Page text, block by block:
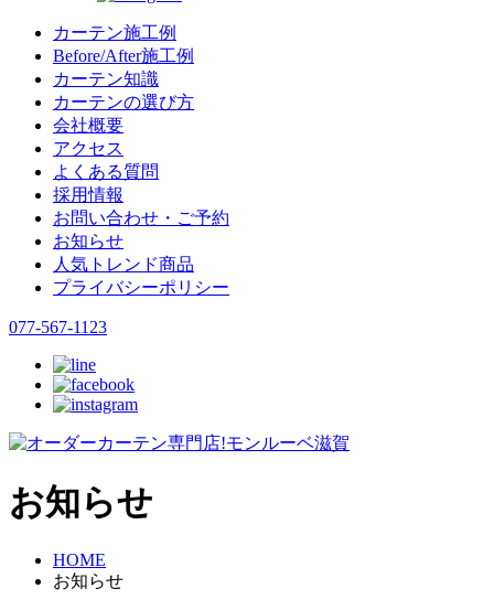
カーテン施工例
Before/After施工例
カーテン知識
カーテンの選び方
会社概要
アクセス
よくある質問
採用情報
お問い合わせ・ご予約
お知らせ
人気トレンド商品
プライバシーポリシー
077-567-1123
お知らせ
HOME
お知らせ